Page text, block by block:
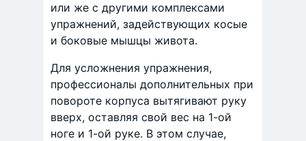
или же с другими комплексами
упражнений, задействующих косые
и боковые мышцы живота.
Для усложнения упражнения,
профессионалы дополнительных при
повороте корпуса вытягивают руку
вверх, оставляя свой вес на 1-ой
ноге и 1-ой руке. В этом случае,